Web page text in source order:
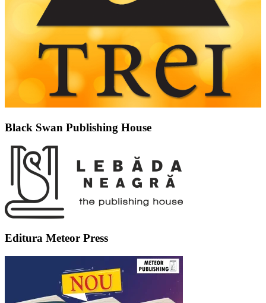
Black Swan Publishing House
Editura Meteor Press